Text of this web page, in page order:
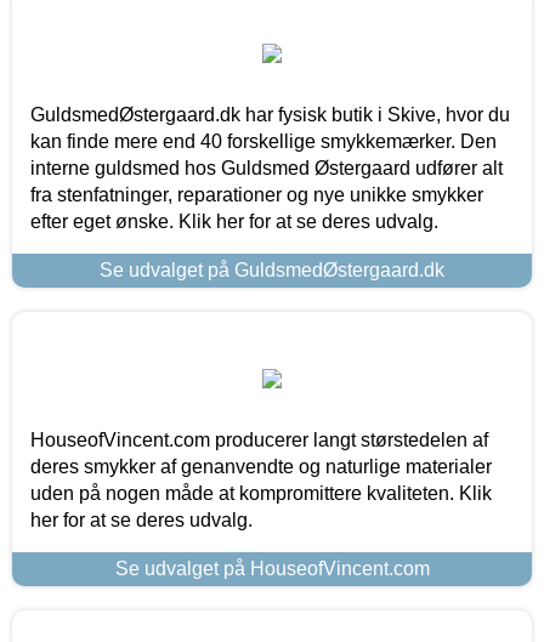
GuldsmedØstergaard.dk har fysisk butik i Skive, hvor du
kan finde mere end 40 forskellige smykkemærker. Den
interne guldsmed hos Guldsmed Østergaard udfører alt
fra stenfatninger, reparationer og nye unikke smykker
efter eget ønske. Klik her for at se deres udvalg.
Se udvalget på GuldsmedØstergaard.dk
HouseofVincent.com producerer langt størstedelen af
deres smykker af genanvendte og naturlige materialer
uden på nogen måde at kompromittere kvaliteten. Klik
her for at se deres udvalg.
Se udvalget på HouseofVincent.com